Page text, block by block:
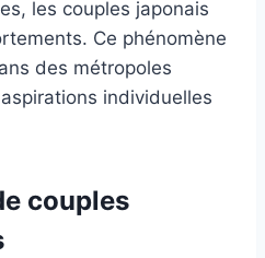
les couples japonais
Ce phénomène
des métropoles
individuelles
couples